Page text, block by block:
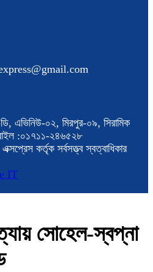
এভিনিউ-০২, মিরপুর-০৯, সিরামিক
:০১৭১১-২৪৬৫২৮
কর্তৃক সর্বসত্ত্ব স্বত্বাধিকার
IT
সোহেল-স্বপ্না